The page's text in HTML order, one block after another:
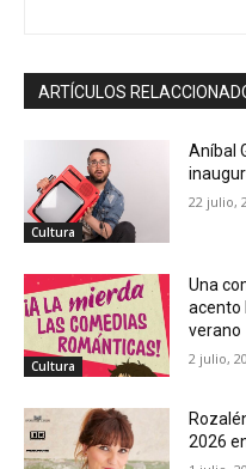
ARTÍCULOS
Cultura
Aníbal
22 julio,
Cultura
Una
acento
verano
2 julio,
2026